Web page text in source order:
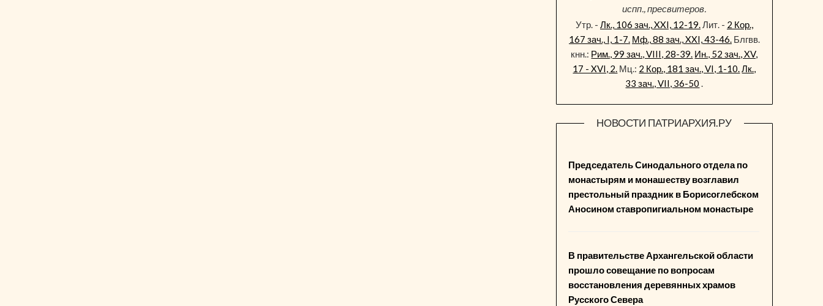
испп., пресвитеров.
Утр. - Лк., 106 зач., XXI, 12-19.Лит. - 2 Кор.,
167 зач., I, 1-7. Мф., 88 зач., XXI, 43-46.Блгвв.
кнн.: Рим., 99 зач., VIII, 28-39. Ин., 52 зач., XV,
17 - XVI, 2. Мц.: 2 Кор., 181 зач., VI, 1-10.Лк.,
33 зач., VII, 36-50 .
НОВОСТИ ПАТРИАРХИЯ.РУ
Председатель Синодального отдела по
монастырям и монашеству возглавил
престольный праздник в Борисоглебском
Аносином ставропигиальном монастыре
В правительстве Архангельской области
прошло совещание по вопросам
восстановления деревянных храмов
Русского Севера